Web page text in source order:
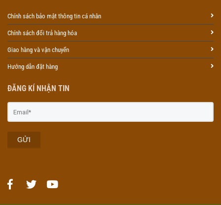
Chính sách bảo mật thông tin cá nhân
Chính sách đổi trả hàng hóa
Giao hàng và vận chuyển
Hướng dẫn đặt hàng
ĐĂNG KÍ NHẬN TIN
GỬI